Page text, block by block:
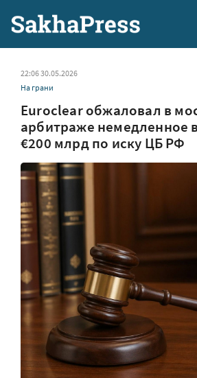
22:06 30.05.2026
На грани
Euroclear обжаловал в
арбитраже немедленное
€200 млрд по иску ЦБ РФ